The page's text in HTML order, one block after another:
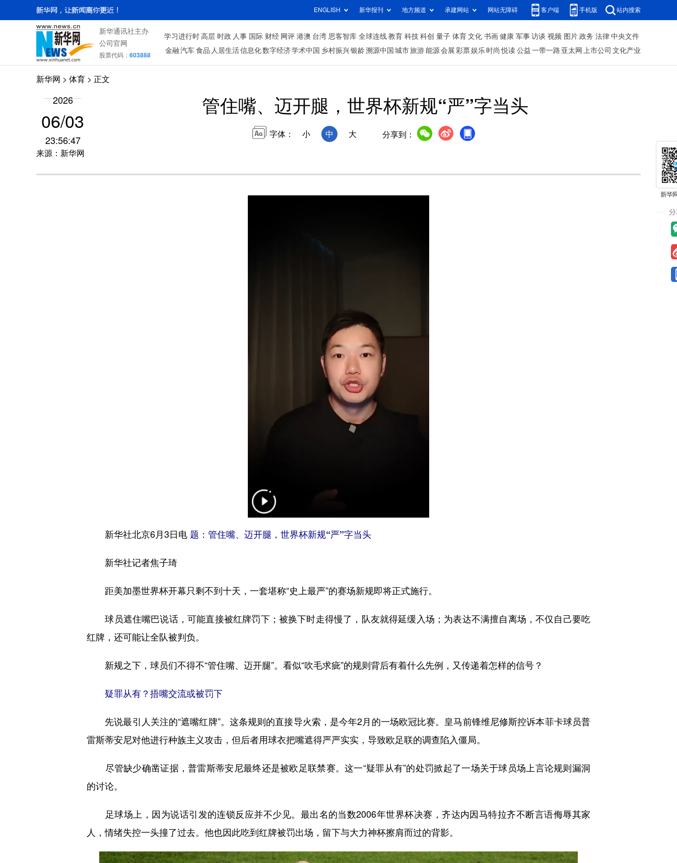
ENGLISH 新华报刊 地方频道 承建网站 网站无障碍 客户端 手机版 站内搜索
新华通讯社主办
公司官网
股票代码： 603888
学习进行时 高层 时政 人事 国际 财经 网评 港澳 台湾 思客智库 全球连线 教育 科技 科创 量子 体育 文化 书画 健康 军事 访谈 视频 图片 政务 法律 中央文件
金融 汽车 食品 人居生活信息化数字经济学术中国 乡村振兴银龄溯源中国 城市旅游 能源 会展 彩票娱乐 时尚 悦读 公益 一带一路 亚太网 上市公司 文化产业
新华网 > 体育 > 正文
2026
06/03
23:56:47
来源：新华网
管住嘴、迈开腿，世界杯新规“严”字当头
字体： 小 中 大 分享到：
新华社北京6月3日电 题：管住嘴、迈开腿，世界杯新规“严”字当头
新华社记者焦子琦
距美加墨世界杯开幕只剩不到十天，一套堪称“史上最严”的赛场新规即将正式施行。
球员遮住嘴巴说话，可能直接被红牌罚下；被换下时走得慢了，队友就得延缓入场；为表达不满擅自离场，不仅自己要吃
红牌，还可能让全队被判负。
新规之下，球员们不得不“管住嘴、迈开腿”。看似“吹毛求疵”的规则背后有着什么先例，又传递着怎样的信号？
疑罪从有？捂嘴交流或被罚下
先说最引人关注的“遮嘴红牌”。这条规则的直接导火索，是今年2月的一场欧冠比赛。皇马前锋维尼修斯控诉本菲卡球员普
雷斯蒂安尼对他进行种族主义攻击，但后者用球衣把嘴遮得严严实实，导致欧足联的调查陷入僵局。
尽管缺少确凿证据，普雷斯蒂安尼最终还是被欧足联禁赛。这一“疑罪从有”的处罚掀起了一场关于球员场上言论规则漏洞
的讨论。
足球场上，因为说话引发的连锁反应并不少见。最出名的当数2006年世界杯决赛，齐达内因马特拉齐不断言语侮辱其家
人，情绪失控一头撞了过去。他也因此吃到红牌被罚出场，留下与大力神杯擦肩而过的背影。